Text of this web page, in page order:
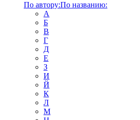
По автору:По названию:
А
Б
В
Г
Д
Е
З
И
Й
К
Л
М